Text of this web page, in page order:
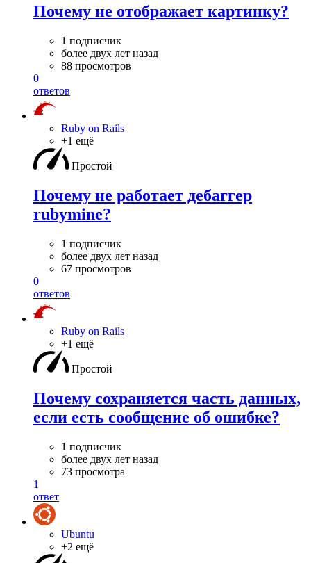
Почему не отображает картинку?
1 подписчик
более двух лет назад
88 просмотров
0
ответов
Ruby on Rails
+1 ещё
Простой
Почему не работает дебаггер
rubymine?
1 подписчик
более двух лет назад
67 просмотров
0
ответов
Ruby on Rails
+1 ещё
Простой
Почему сохраняется часть данных,
если есть сообщение об ошибке?
1 подписчик
более двух лет назад
73 просмотра
1
ответ
Ubuntu
+2 ещё